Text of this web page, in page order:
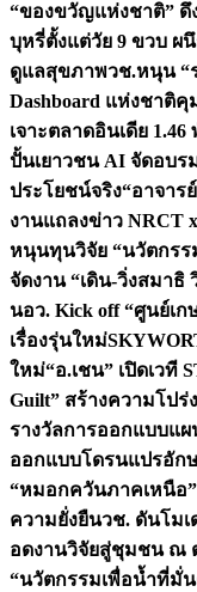
“ของขวัญแห่งชาติ” ดึ
บุหรี่ตั้งแต่วัย 9 ขวบ ผ
ดูแลสุขภาพวช.หนุน “
Dashboard แห่งชาติ
เจาะตลาดอินเดีย
ปั้นเยาวชน AI จัดอบ
ประโยชน์จริง“อาจาร
งานแถลงข่าว NRCT
หนุนทุนวิจัย “นวัตกรร
จัดงาน “เดิน-วิ่งสมาธิ
นอว. Kick off “ศูนย์เ
เรื่องรุ่นใหม่
ใหม่“อ.เชน” เปิดเวที
Guilt” สร้างความโปร่
รางวัลการออกแบบแ
ออกแบบโดรนแปรอัก
“หมอกควันภาคเหนือ
ความยั่งยืนวช. ดันโมเ
อดงานวิจัยสู่ชุมชน ณ
“นวัตกรรมเพื่อน้ำที่มั่